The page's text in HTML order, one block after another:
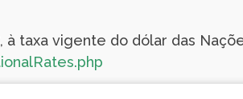
taxa vigente do dólar das